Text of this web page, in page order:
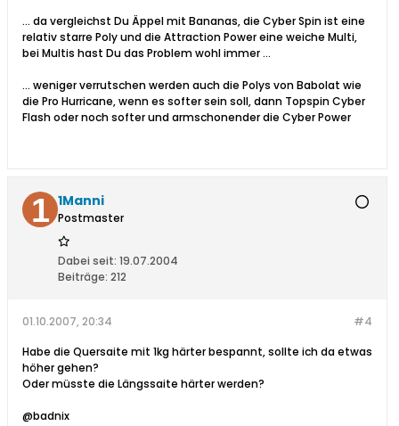
... da vergleichst Du Äppel mit Bananas, die Cyber Spin ist eine
relativ starre Poly und die Attraction Power eine weiche Multi,
bei Multis hast Du das Problem wohl immer ...
... weniger verrutschen werden auch die Polys von Babolat wie
die Pro Hurricane, wenn es softer sein soll, dann Topspin Cyber
Flash oder noch softer und armschonender die Cyber Power
1Manni
Postmaster
Dabei seit: 19.07.2004
Beiträge: 212
#4
01.10.2007, 20:34
Habe die Quersaite mit 1kg härter bespannt, sollte ich da etwas
höher gehen?
Oder müsste die Längssaite härter werden?
@badnix